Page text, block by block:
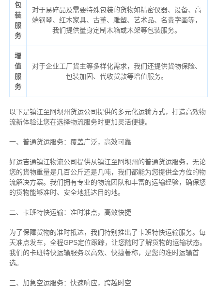
包
装
服
务
对于易碎品及需要特殊包装的货物如精密仪器、设备、高
端钢琴、红木家具、古董、雕塑、艺术品、名贵字画等，
我们提供量身定制木箱或木架等包装服务。
增
值
服
务
对于企业工厂货主等多样化需求，我们还提供货物保险、
包装加固、代收货款等增值服务。
以下是镇江至阿坝州货运公司提供的多元化运输方式，打造高效物
流新体验让您在选择物流服务时更加灵活便捷。
一、普通货运服务：覆盖广泛，高效可靠
好运吉通镇江物流公司提供从镇江至阿坝州的普通货运服务，无论
您的货物重量是几百公斤还是几吨，我们都能为您提供全方位的物
流解决方案。我们拥有专业的物流团队和丰富的运输经验，确保您
的货物能够准时、安全地抵达目的地。
二、卡班特快运输：准时准点，高效快捷
为了保障货物的准时抵达，我们特别推出了卡班特快运输服务。每
天准点发车，全程GPS定位跟踪，让您随时了解货物的运输状态。
我们的卡班特快运输服务以高效、快捷著称，是您的准时运输首
选。
三、加急空运服务：快速响应，跨越时空